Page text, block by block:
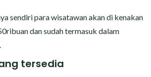
sendiri para wisatawan akan di kenakan
dan sudah termasuk dalam
tersedia